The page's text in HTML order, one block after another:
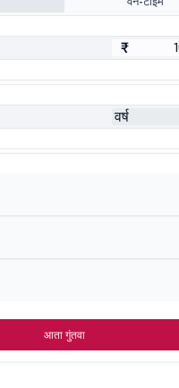
₹
₹
वर्ष
आता गुंतवा